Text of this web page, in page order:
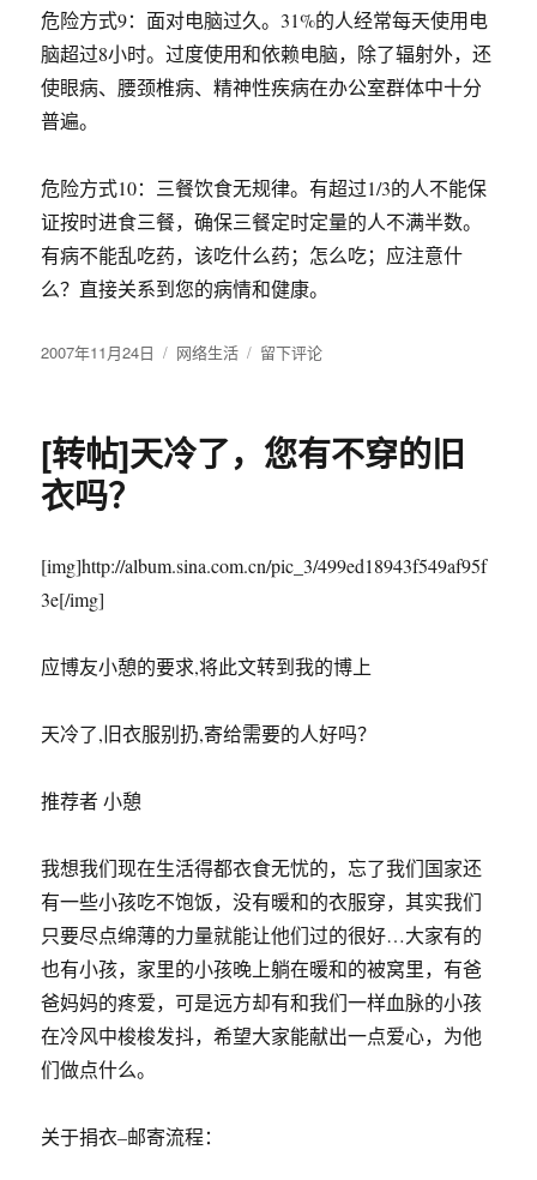
危险方式9：面对电脑过久。31%的人经常每天使用电
脑超过8小时。过度使用和依赖电脑，除了辐射外，还
使眼病、腰颈椎病、精神性疾病在办公室群体中十分
普遍。
危险方式10：三餐饮食无规律。有超过1/3的人不能保
证按时进食三餐，确保三餐定时定量的人不满半数。
有病不能乱吃药，该吃什么药；怎么吃；应注意什
么？直接关系到您的病情和健康。
发
2007年11月24日
分
网络生活
于
领
十
活
方
留下评论
[转帖]天冷了，您有不穿的旧
衣吗？
[img]http://album.sina.com.cn/pic_3/499ed18943f549af95f
3e[/img]
应博友小憩的要求,将此文转到我的博上
天冷了,旧衣服别扔,寄给需要的人好吗？
推荐者 小憩
我想我们现在生活得都衣食无忧的，忘了我们国家还
有一些小孩吃不饱饭，没有暖和的衣服穿，其实我们
只要尽点绵薄的力量就能让他们过的很好…大家有的
也有小孩，家里的小孩晚上躺在暖和的被窝里，有爸
爸妈妈的疼爱，可是远方却有和我们一样血脉的小孩
在冷风中梭梭发抖，希望大家能献出一点爱心，为他
们做点什么。
关于捐衣–邮寄流程：